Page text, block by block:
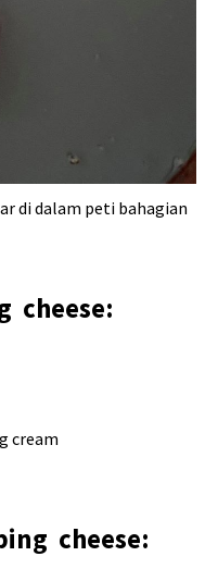
di dalam peti bahagian
cheese:
cream
cheese: